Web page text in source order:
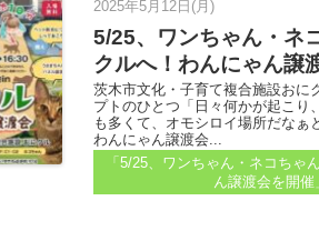
2025年5月12日(月)
5/25、ワンちゃん・ネ
クルへ！わんにゃん譲
茨木市文化・子育て複合施設おに
プトのひとつ「日々何かが起こり
も多くて、オモシロイ場所だなぁ
わんにゃん譲渡会...
「5/25、ワンちゃん・ネコちゃ
ん譲渡会を開催